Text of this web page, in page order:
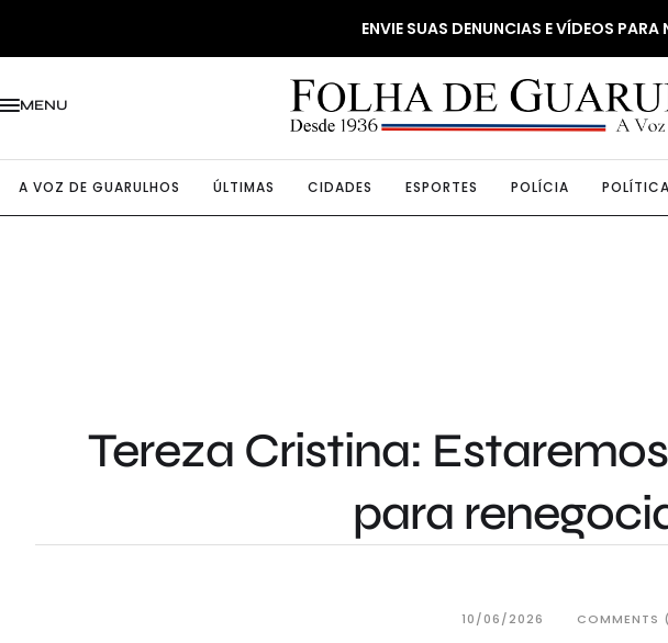
ENVIE SUAS DENUNCIAS E VÍDEOS
MENU
A VOZ DE GUARULHOS ÚLTIMAS CIDADES ESPORTES POLÍCIA POLÍTICA
Tereza Cristina:
para
10/06/2026 COMMENTS